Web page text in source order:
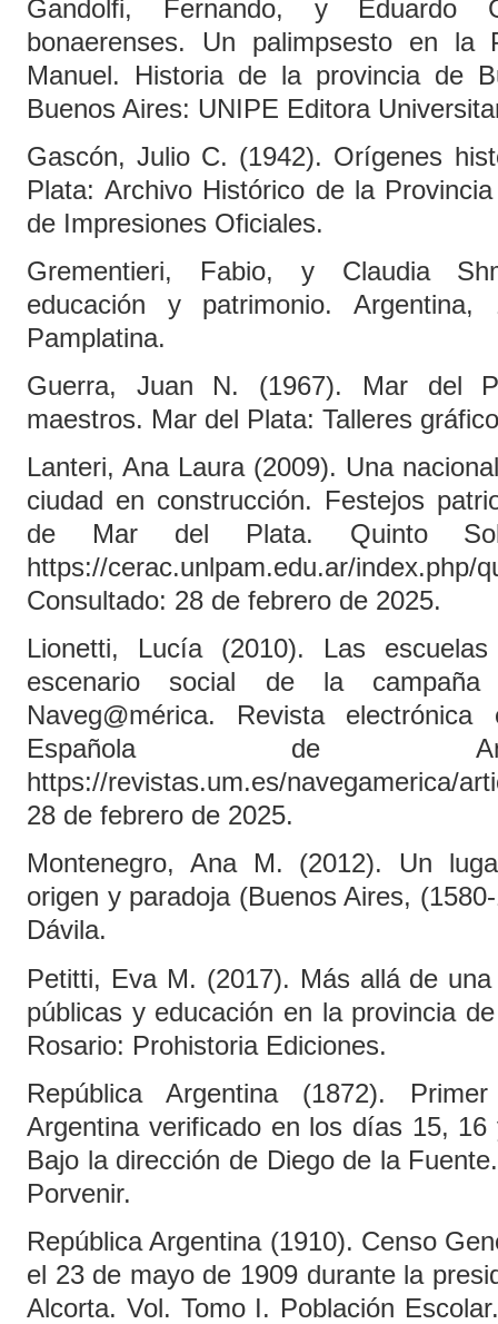
Gandolfi, Fernando, y Eduardo
bonaerenses. Un palimpsesto en la
Manuel. Historia de la provincia de
Buenos Aires: UNIPE Editora
Gascón, Julio C. (1942). Orígenes
Plata: Archivo Histórico de la
de Impresiones Oficiales.
Grementieri, Fabio, y Claudia
educación y patrimonio. Argentina,
Pamplatina.
Guerra, Juan N. (1967). Mar del
maestros. Mar del Plata: Talleres
Lanteri, Ana Laura (2009). Una
ciudad en construcción. Festejos
de Mar del Plata. Quinto
https://cerac.unlpam.edu.ar/index.php/
Consultado: 28 de febrero de 2025.
Lionetti, Lucía (2010). Las
escenario social de la campaña
Naveg@mérica. Revista
Española de
https://revistas.um.es/navegamerica/
28 de febrero de 2025.
Montenegro, Ana M. (2012). Un
origen y paradoja (Buenos Aires,
Dávila.
Petitti, Eva M. (2017). Más allá de
públicas y educación en la provincia
Rosario: Prohistoria Ediciones.
República Argentina (1872).
Argentina verificado en los días 15,
Bajo la dirección de Diego de la
Porvenir.
República Argentina (1910). Censo
el 23 de mayo de 1909 durante la
Alcorta. Vol. Tomo I. Población